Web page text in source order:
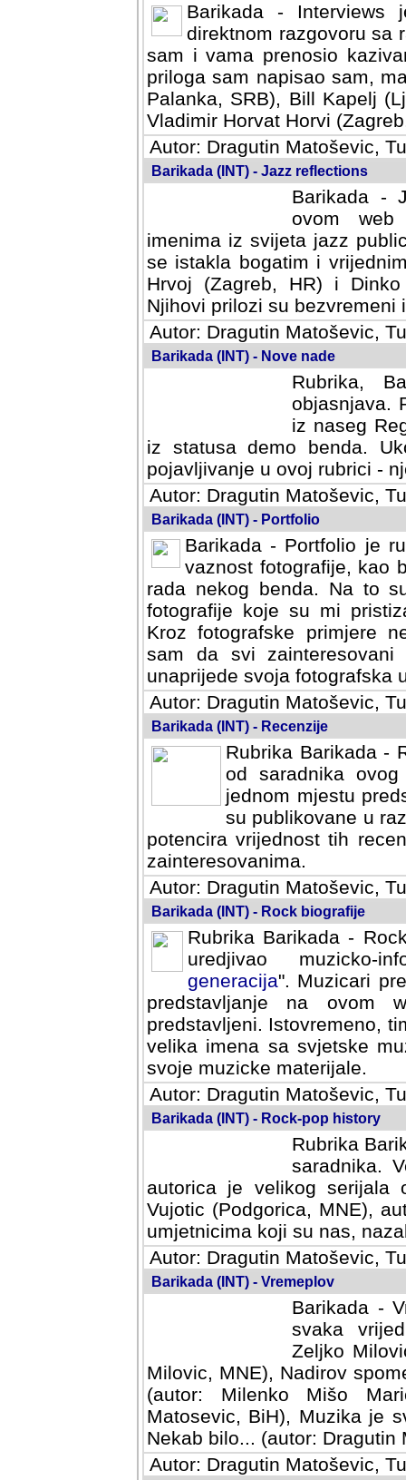
Barikada -
direktnom razgovoru sa
sam i vama prenosio
priloga sam napisao sam,
Palanka, SRB), Bill Kapelj
Vladimir Horvat Horvi
Autor: Dragutin Matoševic,
Barikada (INT) - Jazz reflections
Barikada -
ovom web
imenima iz svijeta jazz
se istakla bogatim i
Hrvoj (Zagreb, HR) i
Njihovi prilozi su bezvremeni
Autor: Dragutin Matoševic,
Barikada (INT) - Nove nade
Rubrika,
objasnjava.
iz naseg
iz statusa demo benda.
pojavljivanje u ovoj rubrici -
Autor: Dragutin Matoševic,
Barikada (INT) - Portfolio
Barikada - Portfolio je
vaznost fotografije, kao
rada nekog benda. Na to
fotografije koje su mi
fotografske primjere
svi zainteresovani
svoja fotografska umijeca.
Autor: Dragutin Matoševic,
Barikada (INT) - Recenzije
Rubrika Barikada -
od saradnika
jednom mjestu
su publikovane u
potencira vrijednost tih
zainteresovanima.
Autor: Dragutin Matoševic,
Barikada (INT) - Rock biografije
Rubrika Barikada -
uredjivao muzicko-
Muzicari predstavljeni u
na ovom web portalu
Istovremeno, tim nacinom
sa svjetske muzicke scene
materijale.
Autor: Dragutin Matoševic,
Barikada (INT) - Rock-pop history
Rubrika
saradnika.
autorica je velikog serijala
Vujotic (Podgorica, MNE),
umjetnicima koji su nas,
Autor: Dragutin Matoševic,
Barikada (INT) - Vremeplov
Barikada -
svaka
Milovic,
MNE), Nadirov spomenar
Milenko Mišo Maric, UK),
Muzika je svirala (autor:
(autor: Dragutin Matosevic,
Autor: Dragutin Matoševic,